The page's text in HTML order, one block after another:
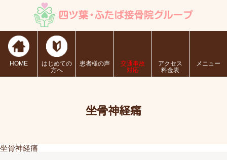
HOME
はじめての
方へ
患者様の声
交通事故
対応
アクセス
料金表
メニュー
坐骨神経痛
坐骨神経痛